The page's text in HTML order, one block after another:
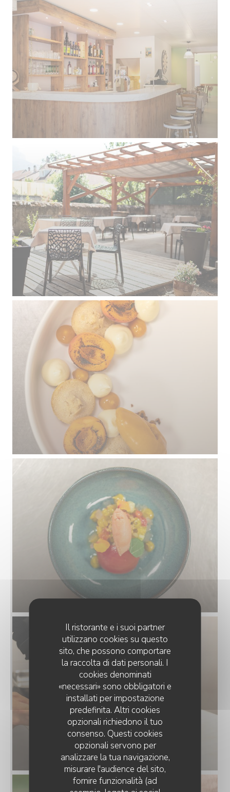
Il ristorante e i suoi partner
utilizzano cookies su questo
sito, che possono comportare
la raccolta di dati personali. I
cookies denominati
«necessari» sono obbligatori e
installati per impostazione
predefinita. Altri cookies
opzionali richiedono il tuo
consenso. Questi cookies
opzionali servono per
analizzare la tua navigazione,
misurare l'audience del sito,
fornire funzionalità (ad